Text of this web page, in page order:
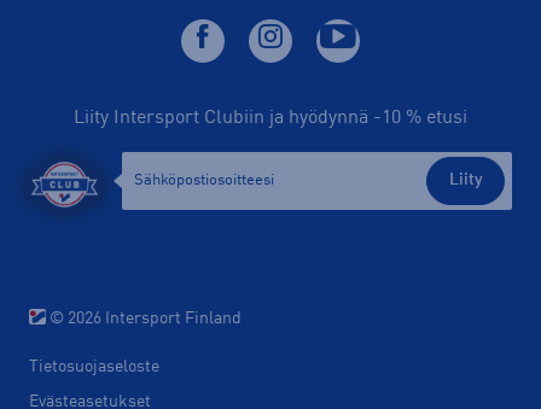
Liity Intersport Clubiin ja hyödynnä -10 % etusi
Liity
© 2026 Intersport Finland
Tietosuojaseloste
Evästeasetukset